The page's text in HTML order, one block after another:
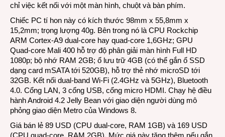
chỉ việc kết nối với một màn hình, chuột và bàn phím.
Chiếc PC tí hon này có kích thước 98mm x 55,8mm x
15,2mm; trọng lượng 40g. Bên trong nó là CPU Rockchip
ARM Cortex-A9 dual-core hay quad-core 1,6GHz; GPU
Quad-core Mali 400 hỗ trợ độ phân giải màn hình Full HD
1080p; bộ nhớ RAM 2GB; ổ lưu trữ 4GB (có thể gắn ổ SSD
dạng card mSATA tới 520GB), hỗ trợ thẻ nhớ microSD tới
32GB. Kết nối dual-band Wi-Fi (2.4GHz và 5GHz), Bluetooth
4.0. Cổng LAN, 3 cổng USB, cổng micro HDMI. Chạy hệ điều
hành Android 4.2 Jelly Bean với giao diện người dùng mô
phỏng giao diện Metro của Windows 8.
Giá bán lẻ 89 USD (CPU dual-core, RAM 1GB) và 169 USD
(CPU quad-core, RAM 2GB). Mức giá này tăng thêm nếu gắn